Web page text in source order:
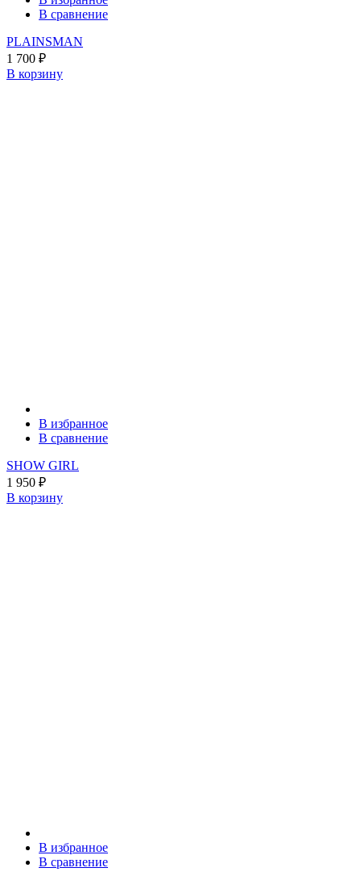
В сравнение
PLAINSMAN
1 700 ₽
В корзину
В избранное
В сравнение
SHOW GIRL
1 950 ₽
В корзину
В избранное
В сравнение